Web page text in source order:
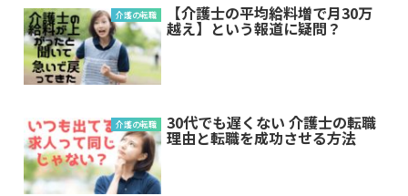
介護の転職 【介護士の平均給料増で月30万
越え】という報道に疑問？
介護の転職 30代でも遅くない 介護士の転職
理由と転職を成功させる方法